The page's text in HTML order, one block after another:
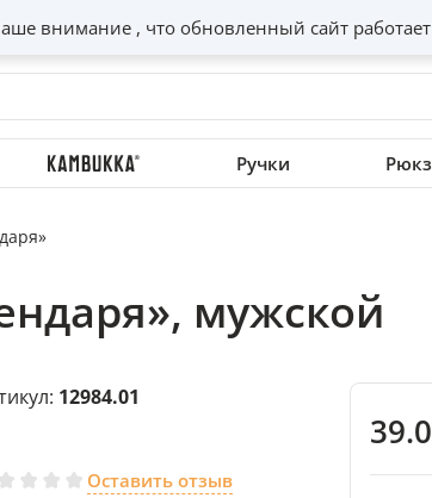
внимание , что обновленный сайт
Ручки
мужской
12984.01
Оставить отзыв